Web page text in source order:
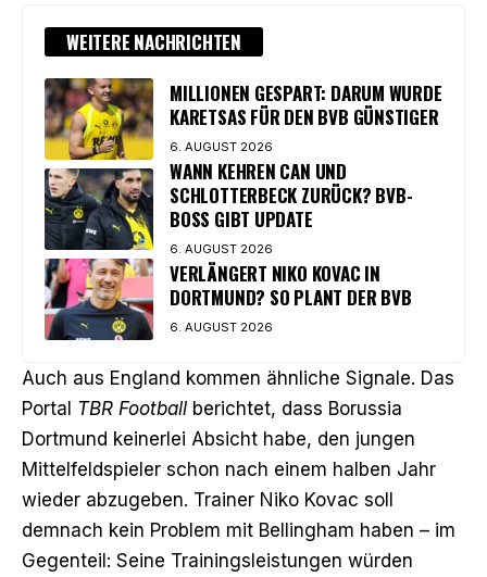
WEITERE NACHRICHTEN
MILLIONEN GESPART: DARUM WURDE
KARETSAS FÜR DEN BVB GÜNSTIGER
6. AUGUST 2026
WANN KEHREN CAN UND
SCHLOTTERBECK ZURÜCK? BVB-
BOSS GIBT UPDATE
6. AUGUST 2026
VERLÄNGERT NIKO KOVAC IN
DORTMUND? SO PLANT DER BVB
6. AUGUST 2026
Auch aus England kommen ähnliche Signale. Das
Portal TBR Football berichtet, dass Borussia
Dortmund keinerlei Absicht habe, den jungen
Mittelfeldspieler schon nach einem halben Jahr
wieder abzugeben. Trainer Niko Kovac soll
demnach kein Problem mit Bellingham haben – im
Gegenteil: Seine Trainingsleistungen würden